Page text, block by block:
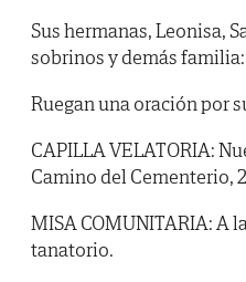
Sus hermanas, Leonisa,
sobrinos y demás familia:
Ruegan una oración por
CAPILLA VELATORIA:
Camino del Cementerio,
MISA COMUNITARIA: A
tanatorio.